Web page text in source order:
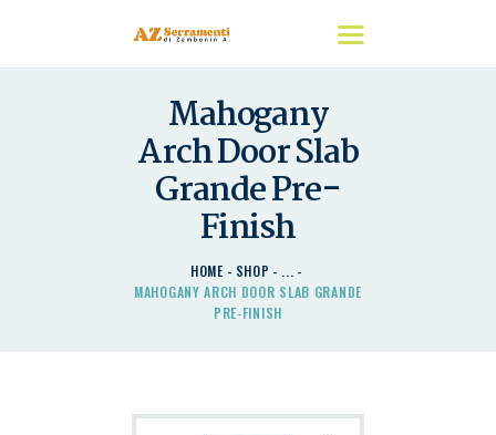
Mahogany
Arch Door Slab
Grande Pre-
Finish
HOME SHOP
...
MAHOGANY ARCH DOOR SLAB GRANDE
PRE-FINISH
HOME
CHI SIAMO
I NOSTRI PRODOTTI
DETRAZIONI
CONTATTACI